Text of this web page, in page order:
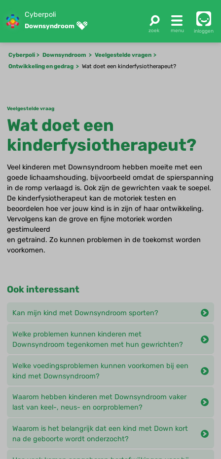
Cyberpoli
Downsyndroom
inloggen
Cyberpoli Downsyndroom
Veelgestelde vragen
Ontwikkeling en gedrag
Wat doet een kinderfysiotherapeut?
Veelgestelde vraag
Wat doet een
kinderfysiotherapeut?
Veel kinderen met Downsyndroom hebben moeite met een
goede lichaamshouding, bijvoorbeeld omdat de spierspanning
in de romp verlaagd is. Ook zijn de gewrichten vaak te soepel.
De kinderfysiotherapeut kan de motoriek testen en
beoordelen hoe ver jouw kind is in zijn of haar ontwikkeling.
Vervolgens kan de grove en fijne motoriek worden
gestimuleerd
en getraind. Zo kunnen problemen in de toekomst worden
voorkomen.
Ook interessant
Kan mijn kind met Downsyndroom sporten?
Welke problemen kunnen kinderen met
Downsyndroom tegenkomen met hun gewrichten?
Welke voedingsproblemen kunnen voorkomen bij een
kind met Downsyndroom?
Waarom hebben kinderen met Downsyndroom vaker
last van keel-, neus- en oorproblemen?
Waarom is het belangrijk dat een kind met Down kort
na de geboorte wordt onderzocht?